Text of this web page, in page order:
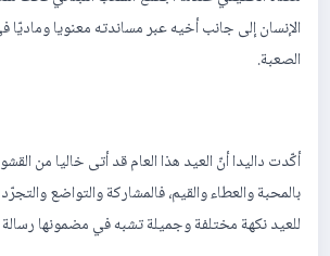
الإنسان إلى جانب أخيه عبر مساندته معنويا
الصعبة.
أكّدت داليدا أنّ العيد هذا العام قد أتى خاليا من
بالمحبة والعطاء والقيم، فالمشاركة والتواضع
للعيد نكهة مختلفة وجميلة تشبه في مضمونها